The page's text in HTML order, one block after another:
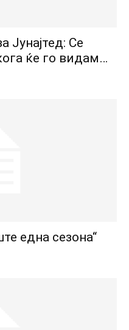
Јунајтед: Се
ќе го видам…
една сезона“